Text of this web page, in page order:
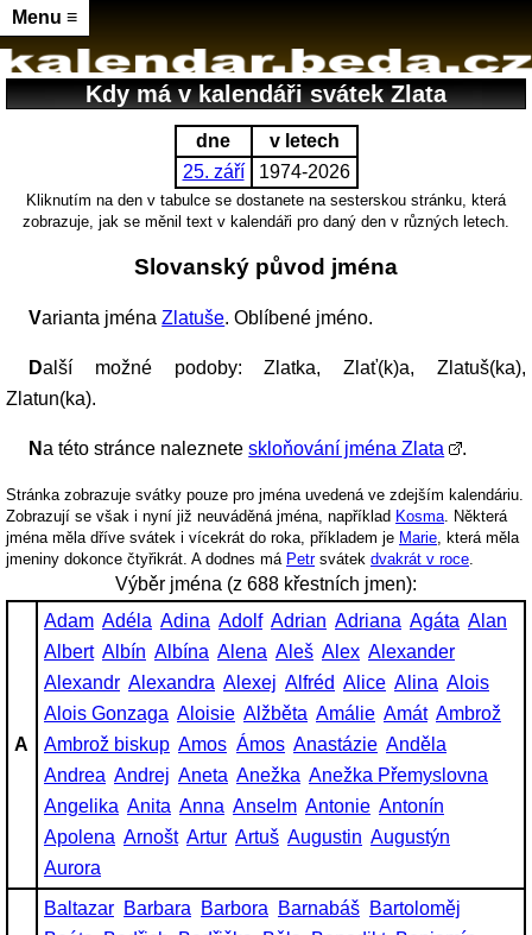
Menu ≡
Kdy má v kalendáři svátek Zlata
dne
v letech
25. září
1974-2026
Kliknutím na den v tabulce se dostanete na sesterskou stránku, která
zobrazuje, jak se měnil text v kalendáři pro daný den v různých letech.
Slovanský původ jména
Varianta jménaZlatuše. Oblíbené jméno.
Další možné podoby: Zlatka, Zlať(k)a, Zlatuš(ka),
Zlatun(ka).
Na této stránce nalezneteskloňování jména Zlata .
Stránka zobrazuje svátky pouze pro jména uvedená ve zdejším kalendáriu.
Zobrazují se však i nyní již neuváděná jména, například Kosma . Některá
jména měla dříve svátek i vícekrát do roka, příkladem je Marie , která měla
jmeniny dokonce čtyřikrát. A dodnes má Petrsvátek dvakrát v roce
Výběr jména (z 688 křestních jmen):
A
Adam Adéla Adina Adolf Adrian Adriana Agáta Alan
Albert Albín Albína Alena Aleš Alex Alexander
Alexandr Alexandra Alexej Alfréd Alice Alina Alois
Alois Gonzaga Aloisie Alžběta Amálie Amát Ambrož
Ambrož biskup Amos Ámos Anastázie Anděla
Andrea Andrej Aneta Anežka Anežka Přemyslovna
Angelika Anita Anna Anselm Antonie Antonín
Apolena Arnošt Artur Artuš Augustin Augustýn
Aurora
Baltazar Barbara Barbora Barnabáš Bartoloměj